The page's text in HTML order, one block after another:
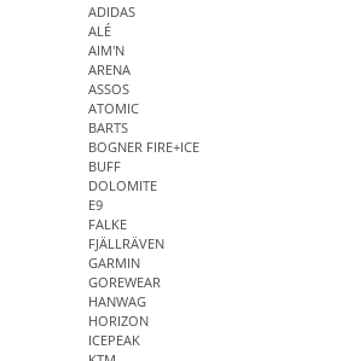
ADIDAS
ALÉ
AIM'N
ARENA
ASSOS
ATOMIC
BARTS
BOGNER FIRE+ICE
BUFF
DOLOMITE
E9
FALKE
FJÄLLRÄVEN
GARMIN
GOREWEAR
HANWAG
HORIZON
ICEPEAK